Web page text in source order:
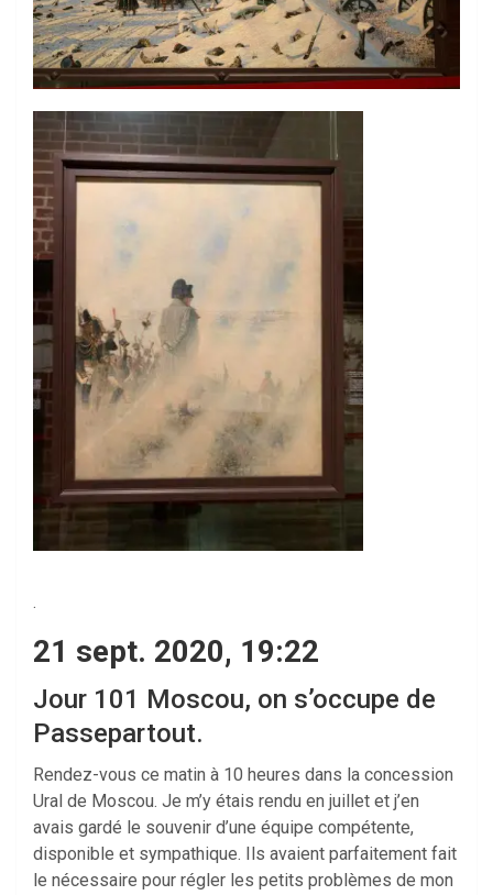
.
21 sept. 2020, 19:22
Jour 101 Moscou, on s’occupe de
Passepartout.
Rendez-vous ce matin à 10 heures dans la concession
Ural de Moscou. Je m’y étais rendu en juillet et j’en
avais gardé le souvenir d’une équipe compétente,
disponible et sympathique. Ils avaient parfaitement fait
le nécessaire pour régler les petits problèmes de mon